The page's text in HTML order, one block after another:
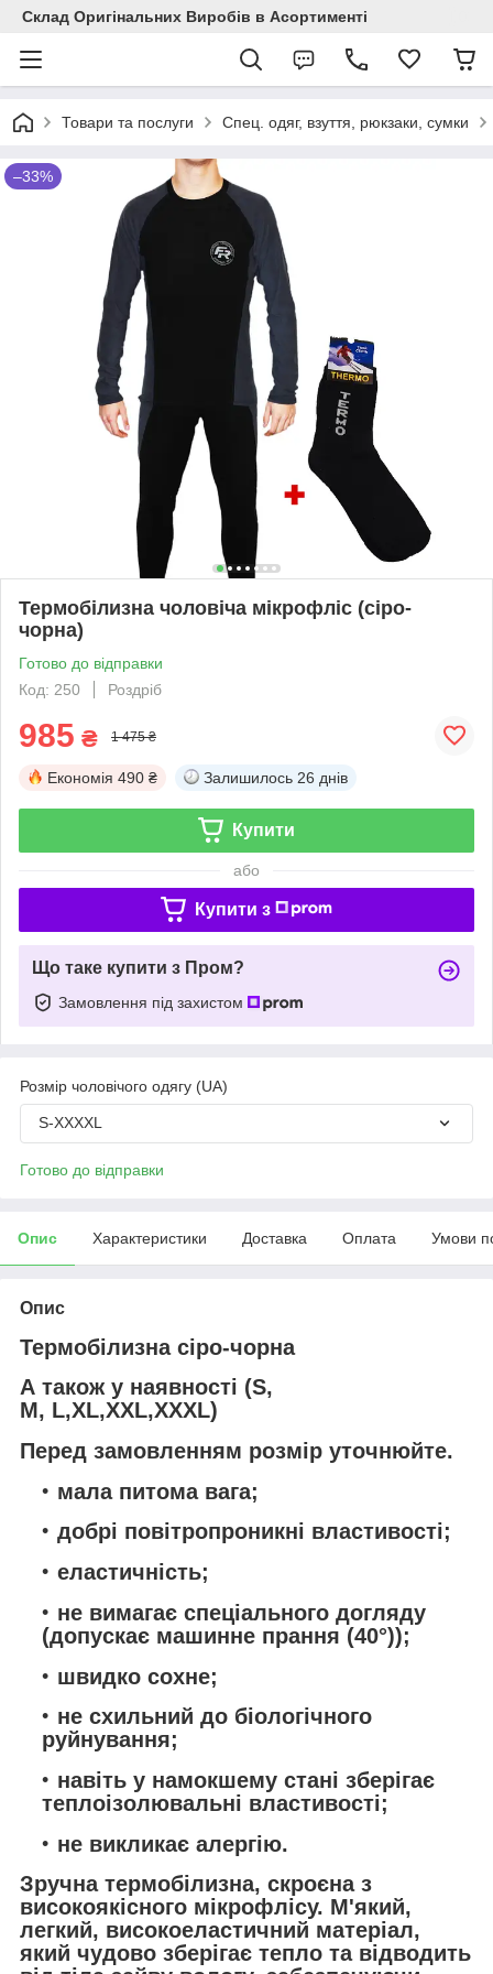
Склад Оригінальних Виробів в Асортименті
Товари та послуги Спец. одяг, взуття, рюкзаки, сумки
–33%
Термобілизна чоловіча мікрофліс (сіро-
чорна)
Готово до відправки
Код: 250
Роздріб
985 ₴ 1 475 ₴
Економія 490 ₴ Залишилось 26 днів
Купити
або
Купити з
Що таке купити з Пром?
Замовлення під захистом
Розмір чоловічого одягу (UA)
S-XXXXL
Готово до відправки
Опис Характеристики Доставка Оплата Умови
Опис
Термобілизна сіро-чорна
А також у наявності (S,
M, L,XL,XXL,XXXL)
Перед замовленням розмір уточнюйте.
мала питома вага;
добрі повітропроникні властивості;
еластичність;
не вимагає спеціального догляду
(допускає машинне прання (40°));
швидко сохне;
не схильний до біологічного
руйнування;
навіть у намокшему стані зберігає
теплоізолювальні властивості;
не викликає алергію.
Зручна термобілизна, скроєна з
високоякісного мікрофлісу. М'який,
легкий, високоеластичний матеріал,
який чудово зберігає тепло та відводить